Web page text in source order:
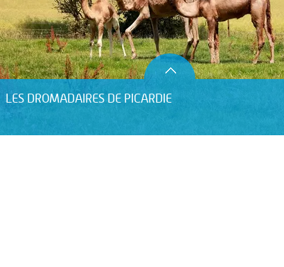
LES DROMADAIRES DE PICARDIE